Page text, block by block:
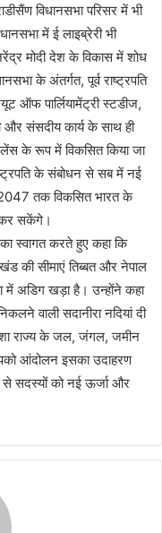
विधानसभा परिसर में भी
में ई लाइब्रेरी भी
मोदी देश के विकास में शोध
के अंतर्गत, पूर्व राष्ट्रपति
ऑफ पार्लियामेंट्री स्टडीज,
और संसदीय कार्य के साथ ही
के रूप में विकसित किया जा
के संबोधन से सब में नई
2047 तक विकसित भारत के
कर सकेंगे।
स्वागत करते हुए कहा कि
की सीमाएं तिब्बत और नेपाल
में अडिग खड़ा है। उन्होंने कहा
वाली सदानीरा नदियां दी
राज्य के जल, जंगल, जमीन
आंदोलन इसका उदाहरण
से सदस्यों को नई ऊर्जा और